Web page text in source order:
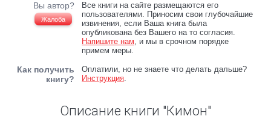
Вы автор?
Жалоба
Все книги на сайте размещаются его
пользователями. Приносим свои глубочайшие
извинения, если Ваша книга была
опубликована без Вашего на то согласия.
Напишите нам, и мы в срочном порядке
примем меры.
Как получить
книгу?
Оплатили, но не знаете что делать дальше?
Инструкция.
Описание книги "Кимон"